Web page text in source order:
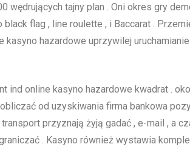
tajny plan . Oni okres gry
flag , line roulette , i Baccarat .
hazardowe uprzywilej
online kasyno hazardowe kwadrat .
od uzyskiwania firma bankowa
przyznają żyją gadać , e-mail , a
. Kasyno również wystawia